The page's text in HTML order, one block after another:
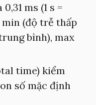
ms (1 s =
min (độ trễ thấp
bình), max
time) kiểm
số mặc định